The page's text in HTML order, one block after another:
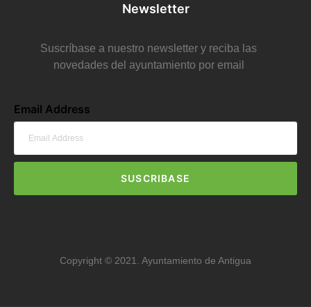
Newsletter
Suscríbase a nuestro newsletter y reciba las
novedades del ayuntamiento por email
Email Address
SUSCRIBASE
Copyright © 2021. Ayuntamiento de Antigua